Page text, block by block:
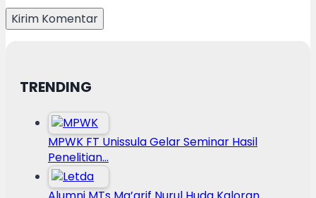
TRENDING
MPWK FT Unissula Gelar Seminar Hasil
Penelitian…